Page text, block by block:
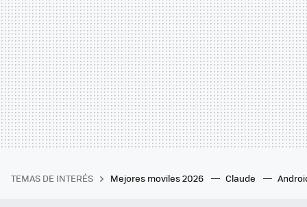
TEMAS DE INTERÉS Mejores moviles 2026 Claude